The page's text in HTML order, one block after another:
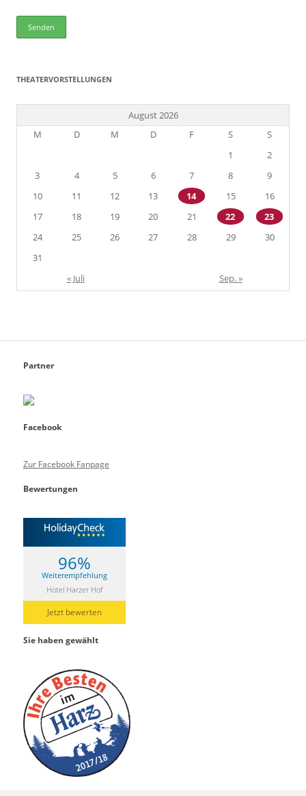
THEATERVORSTELLUNGEN
August 2026
M
D M D F S
S
1
2
3
4 5 6 7 8
9
10
11 12 13 14 15
16
17
18 19 20 21 22
23
24
25 26 27 28 29
30
31
« Juli
Sep. »
Partner
Facebook
Zur Facebook Fanpage
Bewertungen
96%
Weiterempfehlung
Hotel Harzer Hof
Jetzt bewerten
Sie haben gewählt